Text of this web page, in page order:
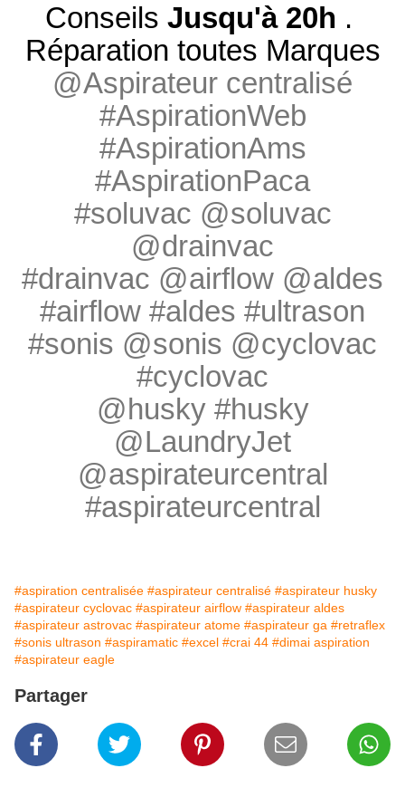
Conseils Jusqu'à 20h .
Réparation toutes Marques
@Aspirateur centralisé
#AspirationWeb
#AspirationAms
#AspirationPaca
#soluvac @soluvac
@drainvac
#drainvac @airflow @aldes
#airflow #aldes #ultrason
#sonis @sonis @cyclovac
#cyclovac
@husky #husky
@LaundryJet
@aspirateurcentral
#aspirateurcentral
#aspiration centralisée #aspirateur centralisé #aspirateur husky
#aspirateur cyclovac #aspirateur airflow #aspirateur aldes
#aspirateur astrovac #aspirateur atome #aspirateur ga #retraflex
#sonis ultrason #aspiramatic #excel #crai 44 #dimai aspiration
#aspirateur eagle
Partager